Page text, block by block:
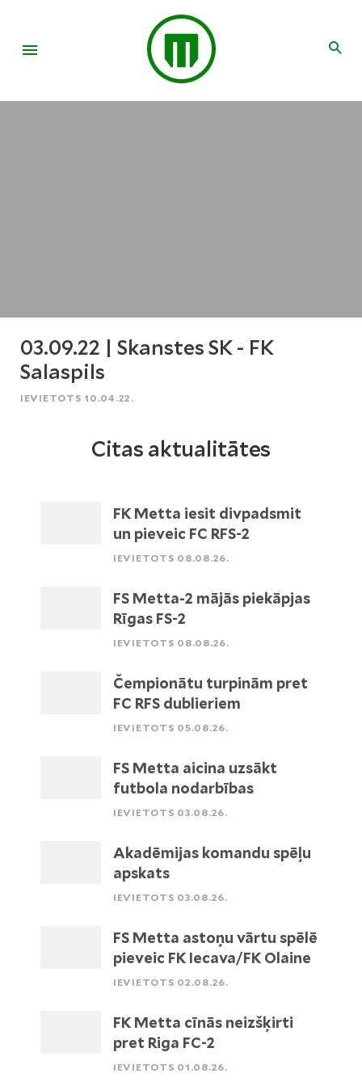
03.09.22 | Skanstes SK - FK
Salaspils
IEVIETOTS 10.04.22.
Citas aktualitātes
FK Metta iesit divpadsmit
un pieveic FC RFS-2
IEVIETOTS 08.08.26.
FS Metta-2 mājās piekāpjas
Rīgas FS-2
IEVIETOTS 08.08.26.
Čempionātu turpinām pret
FC RFS dublieriem
IEVIETOTS 05.08.26.
FS Metta aicina uzsākt
futbola nodarbības
IEVIETOTS 03.08.26.
Akadēmijas komandu spēļu
apskats
IEVIETOTS 03.08.26.
FS Metta astoņu vārtu spēlē
pieveic FK Iecava/FK Olaine
IEVIETOTS 02.08.26.
FK Metta cīnās neizšķirti
pret Riga FC-2
IEVIETOTS 01.08.26.